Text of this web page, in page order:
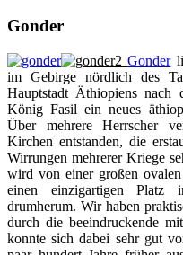
Gonder
Gonder
im Gebirge nördlich des
Hauptstadt Äthiopiens
König Fasil ein neues
Über mehrere Herrscher
Kirchen entstanden, die
Wirrungen mehrerer Kriege
wird von einer großen
einen einzigartigen Platz
drumherum. Wir haben
durch die beeindruckende
konnte sich dabei sehr gut